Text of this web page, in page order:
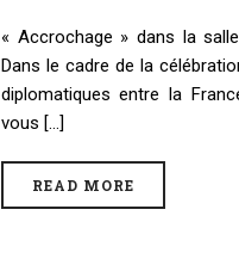
« Accrochage » dans la
Dans le cadre de la
diplomatiques entre la
vous [...]
READ MORE